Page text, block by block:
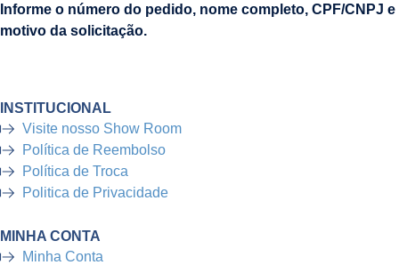
Informe o número do pedido, nome completo, CPF/CNPJ e
motivo da solicitação.
INSTITUCIONAL
Visite nosso Show Room
Política de Reembolso
Política de Troca
Politica de Privacidade
MINHA CONTA
Minha Conta